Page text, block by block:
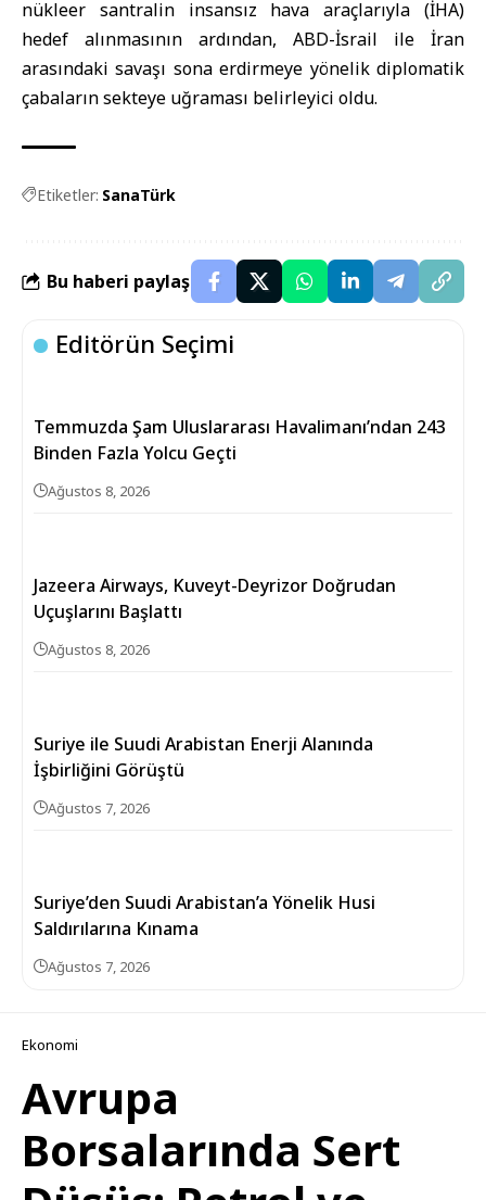
nükleer santralin insansız hava araçlarıyla (İHA)
hedef alınmasının ardından, ABD-İsrail ile İran
arasındaki savaşı sona erdirmeye yönelik diplomatik
çabaların sekteye uğraması belirleyici oldu.
Etiketler: SanaTürk
Bu haberi paylaş
Editörün Seçimi
Temmuzda Şam Uluslararası Havalimanı’ndan 243
Binden Fazla Yolcu Geçti
Ağustos 8, 2026
Jazeera Airways, Kuveyt-Deyrizor Doğrudan
Uçuşlarını Başlattı
Ağustos 8, 2026
Suriye ile Suudi Arabistan Enerji Alanında
İşbirliğini Görüştü
Ağustos 7, 2026
Suriye’den Suudi Arabistan’a Yönelik Husi
Saldırılarına Kınama
Ağustos 7, 2026
Ekonomi
Avrupa
Borsalarında Sert